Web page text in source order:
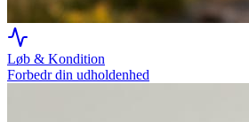
Løb & Kondition
Forbedr din udholdenhed